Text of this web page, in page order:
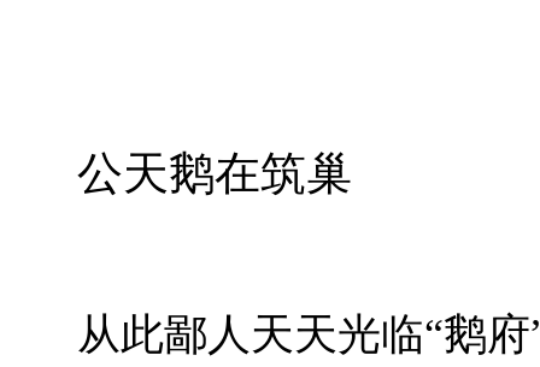
公天鹅在筑巢
从此鄙人天天光临“鹅